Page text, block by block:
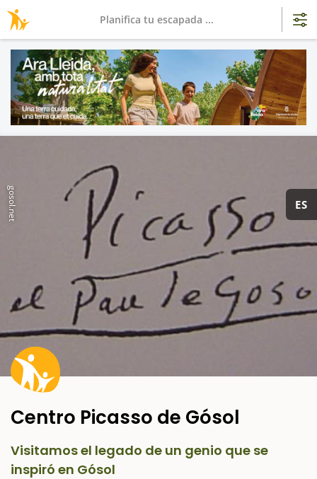
ES
Centro Picasso de Gósol
gosol.net
Visitamos el legado de un genio que se
inspiró en Gósol
Planifica tu escapada ...